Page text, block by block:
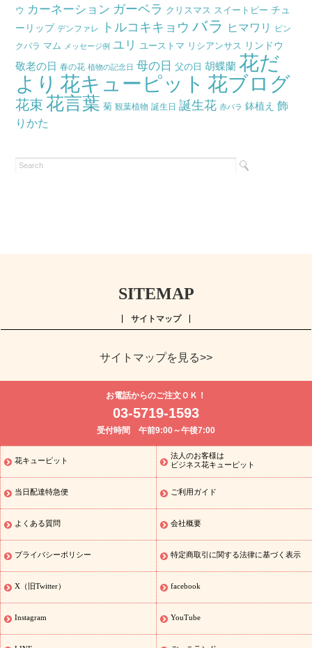
ウ カーネーション ガーベラ クリスマス スイートピー チュ
ーリップ デンファレ トルコキキョウ バラ ヒマワリ
ピン
クバラ マム メッセージ例 ユリ ユーストマ リシアンサス リンドウ
敬老の日 春の花 植物の記念日 母の日 父の日 胡蝶蘭 花だ
より 花キューピット 花ブログ
花束 花言葉 菊 観葉植物 誕生日 誕生花 赤バラ 鉢植え 飾
りかた
SITEMAP
サイトマップ
サイトマップを見る>>
お祝い 誕生日フラワーギフト特集
お供え・お悔やみの花
四十九日法要以降に贈る花
通夜・葬儀に贈る花
胡蝶蘭・花鉢 プリザーブドフラワー
のイベント
ひまわり ギフト・プレゼント特集
お盆 花（新盆・初
盆）
季節のイベント お盆 花（新盆・初盆）
お盆 花（新盆・
初盆）
お盆・お供え 花とセットギフト
お盆・お供え プリザーブ
ドフラワー
ひまわり ギフト・プレゼント特集
元・暑中見舞い 花のギフト特集
敬老の日におくる花ギフト・プレ
ゼント特集
敬老の日におくる花ギフト・プレゼント特集
花のおすすめランキング
敬老の日 花鉢植えのギフト・プレゼント
特集
敬老の日 花とセットギフト・プレゼント特集
敬老の日の花
ペーン
誕生日の花を探す 誕生日フラワーギフト
誕生日フラワーギフト商品一覧
キョウ
8月の誕生花(トルコキキョウ) 9月の誕生花(リンドウ)
ペーン
お祝いの花特集 当日配達特急便
お電話からのご注文ＯＫ！
03-5719-1593
受付時間 午前9:00～午後7:00
花キューピット
法人のお客様は
ビジネス花キューピット
当日配達特急便 ご利用ガイド
よくある質問 会社概要
プライバシーポリシー 特定商取引に関する法律に基づく表示
X（旧Twitter） facebook
Instagram YouTube